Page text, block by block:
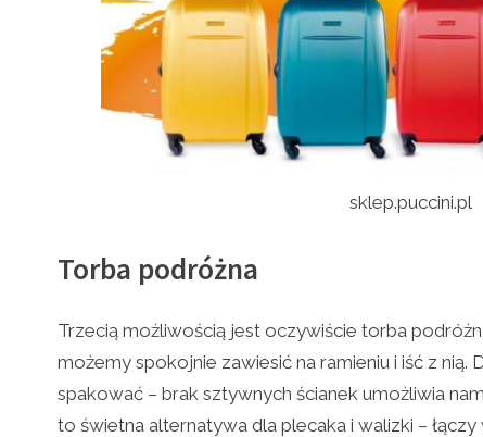
sklep.puccini.pl
Torba podróżna
Trzecią możliwością jest oczywiście torba
możemy spokojnie zawiesić na ramieniu i iść z
spakować – brak sztywnych ścianek umożliwia
to świetna alternatywa dla plecaka i walizki –